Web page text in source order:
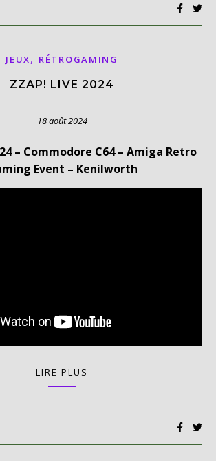
JEUX, RÉTROGAMING
ZZAP! LIVE 2024
18 août 2024
Event – Kenilworth
LIRE PLUS